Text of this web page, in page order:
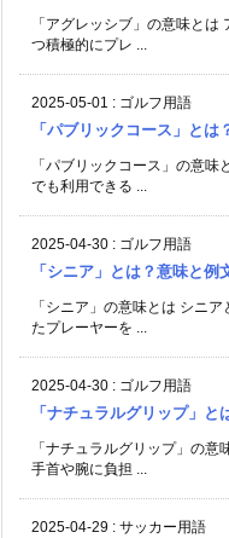
「アグレッシブ」の意味と
つ積極的にプレ ...
2025-05-01 : ゴルフ用語
「パブリックコース」とは
「パブリックコース」の意
でも利用できる ...
2025-04-30 : ゴルフ用語
「シニア」とは？意味と例
「シニア」の意味とは シニ
たプレーヤーを ...
2025-04-30 : ゴルフ用語
「ナチュラルグリップ」と
「ナチュラルグリップ」の
手首や腕に負担 ...
2025-04-29 : サッカー用語